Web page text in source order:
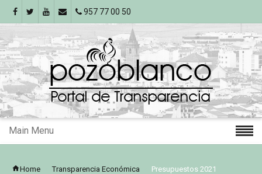
957 77 00 50
Main Menu
Home Transparencia Económica Presupuestos 2021